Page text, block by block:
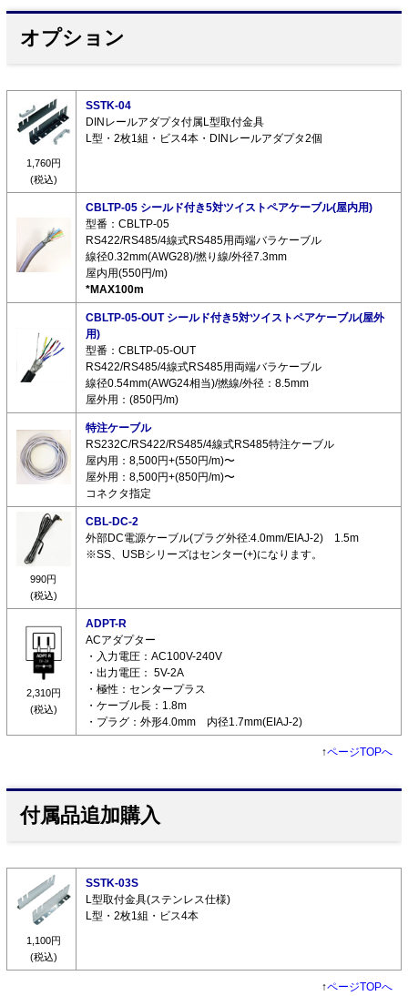
オプション
1,760円
(税込)
SSTK-04
DINレールアダプタ付属L型取付金具
L型・2枚1組・ビス4本・DINレールアダプタ2個
CBLTP-05 シールド付き5対ツイストペアケーブル(屋内用)
型番：CBLTP-05
RS422/RS485/4線式RS485用両端バラケーブル
線径0.32mm(AWG28)/撚り線/外径7.3mm
屋内用(550円/m)
*MAX100m
CBLTP-05-OUT シールド付き5対ツイストペアケーブル(屋外
用)
型番：CBLTP-05-OUT
RS422/RS485/4線式RS485用両端バラケーブル
線径0.54mm(AWG24相当)/撚線/外径：8.5mm
屋外用：(850円/m)
特注ケーブル
RS232C/RS422/RS485/4線式RS485特注ケーブル
屋内用：8,500円+(550円/m)〜
屋外用：8,500円+(850円/m)〜
コネクタ指定
990円
(税込)
CBL-DC-2
外部DC電源ケーブル(プラグ外径:4.0mm/EIAJ-2) 1.5m
※SS、USBシリーズはセンター(+)になります。
2,310円
(税込)
ADPT-R
ACアダプター
・入力電圧：AC100V-240V
・出力電圧： 5V-2A
・極性：センタープラス
・ケーブル長：1.8m
・プラグ：外形4.0mm 内径1.7mm(EIAJ-2)
↑ページTOPへ
付属品追加購入
1,100円
(税込)
SSTK-03S
L型取付金具(ステンレス仕様)
L型・2枚1組・ビス4本
↑ページTOPへ